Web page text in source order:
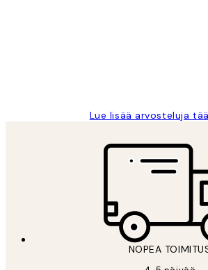
Lue lisää arvosteluja
NOPEA